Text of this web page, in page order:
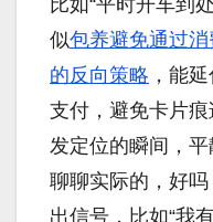
似包养避免通过
的反向策略 ，能
支付，避免卡片
发定位的瞬间，
聊聊实际的，好
出信号，比如“我